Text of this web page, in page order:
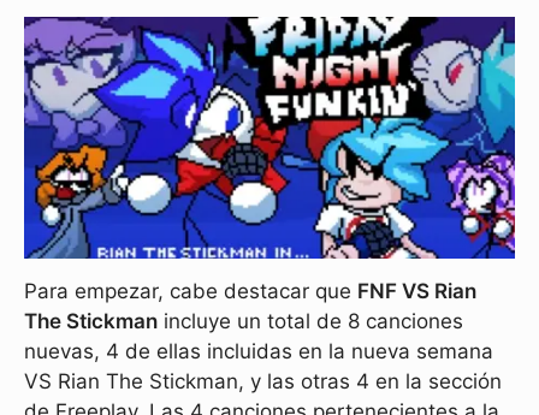
Para empezar, cabe destacar que FNF VS Rian
The Stickman incluye un total de 8 canciones
nuevas, 4 de ellas incluidas en la nueva semana
VS Rian The Stickman, y las otras 4 en la sección